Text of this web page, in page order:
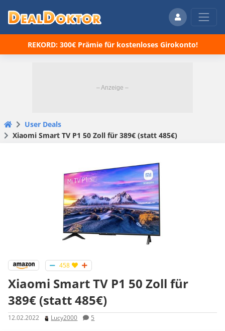
REKORD: 300€ Prämie für kostenloses Girokonto!
User Deals
Xiaomi Smart TV P1 50 Zoll für 389€ (statt 485€)
458
Xiaomi Smart TV P1 50 Zoll für
389€ (statt 485€)
12.02.2022 Lucy2000 5